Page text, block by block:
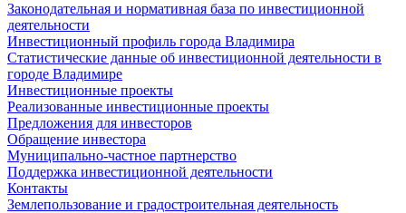
Законодательная и нормативная база по инвестиционной
деятельности
Инвестиционный профиль города Владимира
Статистические данные об инвестиционной деятельности в
городе Владимире
Инвестиционные проекты
Реализованные инвестиционные проекты
Предложения для инвесторов
Обращение инвестора
Муниципально-частное партнерство
Поддержка инвестиционной деятельности
Контакты
Землепользование и градостроительная деятельность